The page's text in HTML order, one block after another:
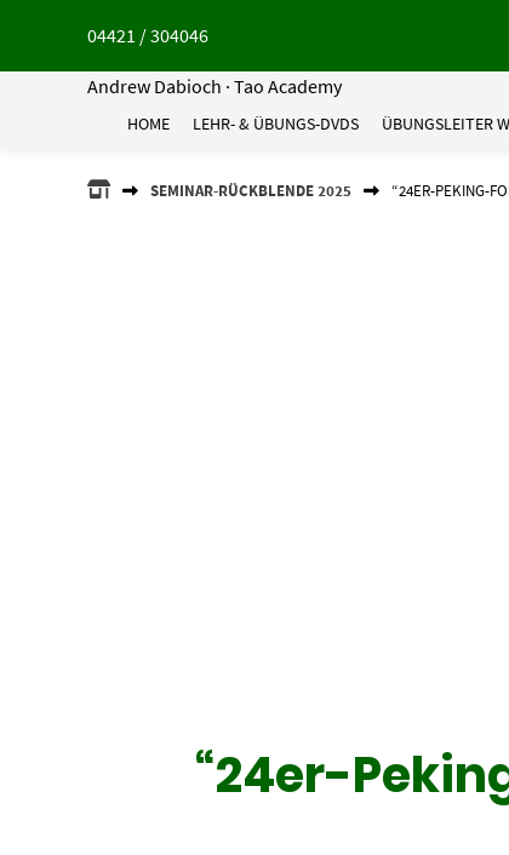
Inhalt
04421 / 304046
Andrew Dabioch · Tao Academy
HOME LEHR- & ÜBUNGS-DVDS ÜBUNGSLEITER
ANDREWSEMINAR-RÜCKBLENDE 2025 “24ER-PEKING-
“24er-